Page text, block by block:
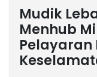
Nasional
International
Olahraga
Entertainment
Daerah
Pariwisata
Kuliner
Kolom
Network
Mudik
Menhub
Pelayaran